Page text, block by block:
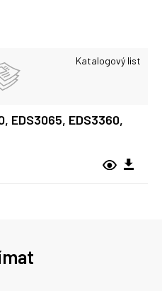
Katalogový list
EDS3065, EDS3360,